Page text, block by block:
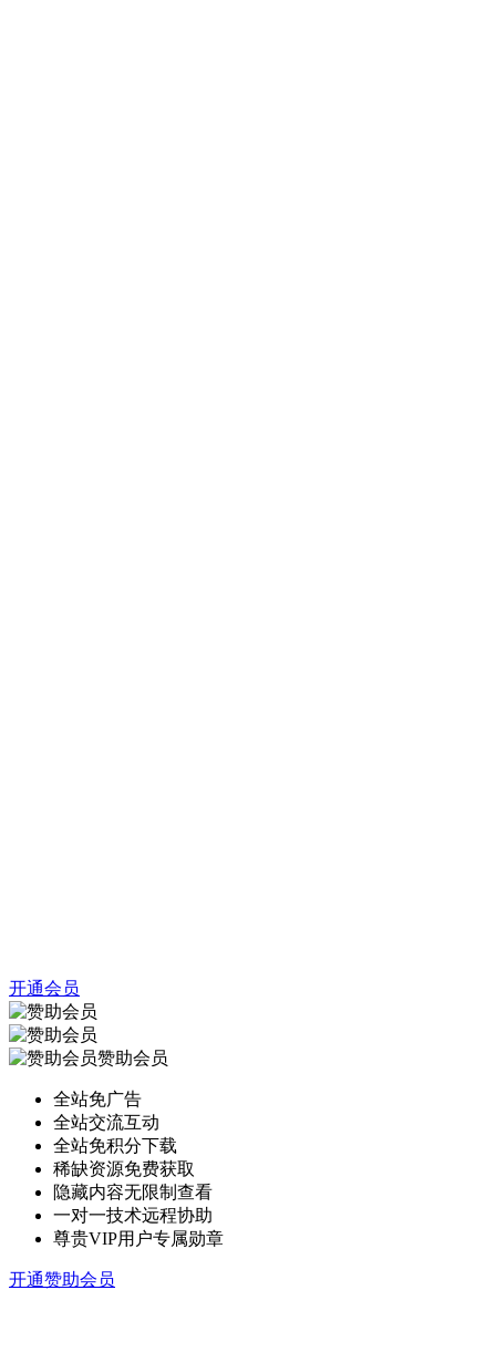
开通会员
赞助会员
全站免广告
全站交流互动
全站免积分下载
稀缺资源免费获取
隐藏内容无限制查看
一对一技术远程协助
尊贵VIP用户专属勋章
开通赞助会员